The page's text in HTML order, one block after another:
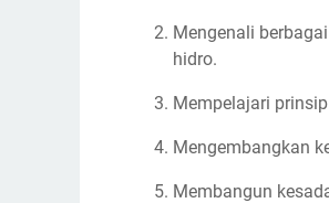
Mengenali
hidro.
Mempelajari
Mengembangkan
Membangun